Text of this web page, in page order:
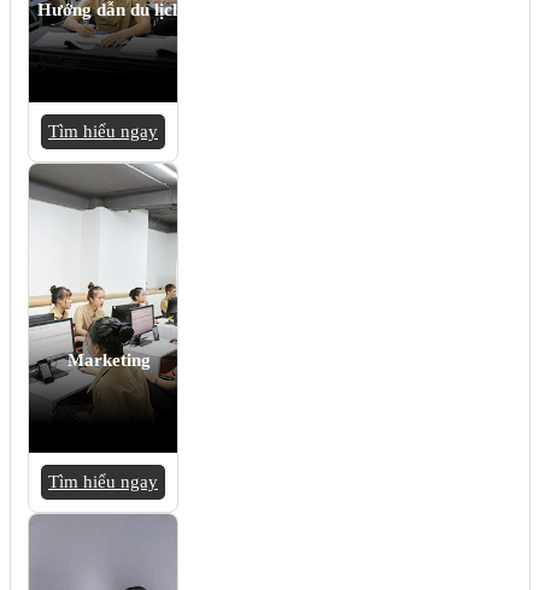
Hướng dẫn du lịch
Tìm hiểu ngay
Marketing
Tìm hiểu ngay